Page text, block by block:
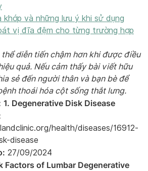
và những lưu ý khi sử dụng
vị đĩa đệm cho từng trường hợp
thể diễn tiến chậm hơn khi được điều
quả. Nếu cảm thấy bài viết hữu
sẻ đến người thân và bạn bè để
thoái hóa cột sống thắt lưng.
1. Degenerative Disk Disease
health/diseases/16912-
disease
27/09/2024
Factors of Lumbar Degenerative